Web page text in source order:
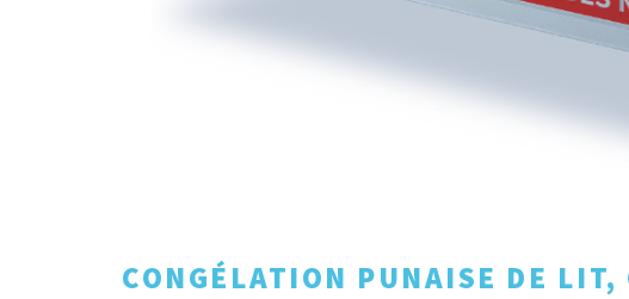
CONGÉLATION PUNAISE DE